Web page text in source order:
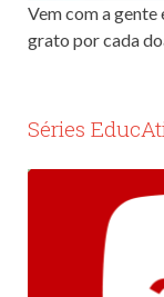
Vem com a gente
grato por cada
Séries